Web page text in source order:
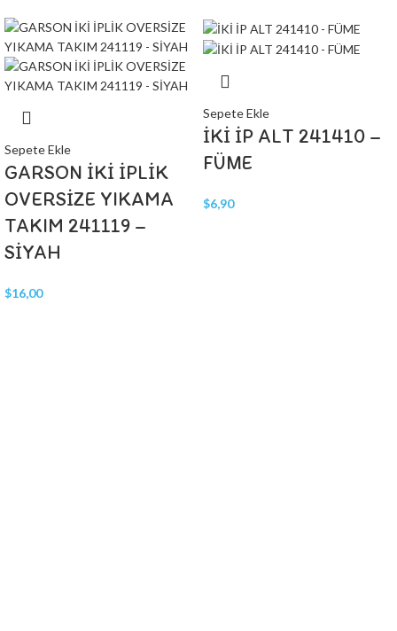
Sepete Ekle
GARSON İKİ İPLİK
OVERSİZE YIKAMA
TAKIM 241119 –
SİYAH
$16,00
Sepete Ekle
İKİ İP ALT 241410 –
FÜME
$6,90